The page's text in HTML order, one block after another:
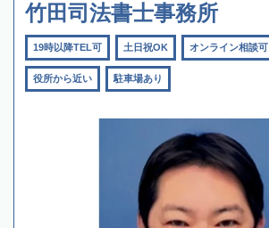
竹田司法書士事務所
19時以降TEL可 土日祝OK オンライン相談可
役所から近い 駐車場あり